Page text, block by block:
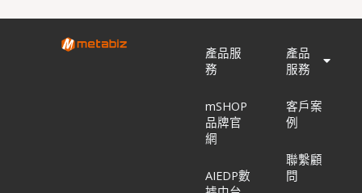
產品服
務
mSHOP
品牌官
網
AIEDP數
產品
服務
客戶案
例
聯繫顧
問